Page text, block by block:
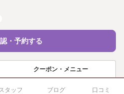
・予約する
クーポン・メニュー
タッフ ブログ 口コミ